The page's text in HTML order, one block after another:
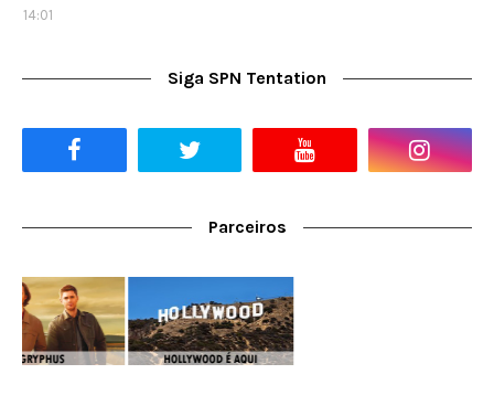
14:01
Siga SPN Tentation
Parceiros